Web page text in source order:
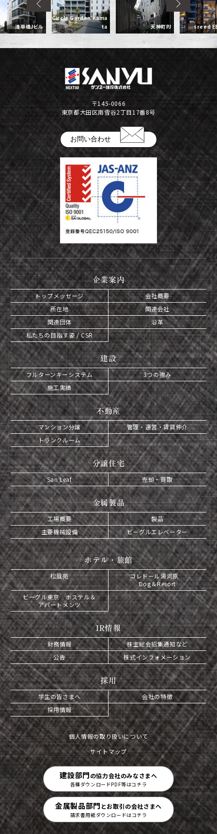
浅草橋Jビル
Circle Garden Kama
ta
天神町PJ sreed
〒145-0066
東京都大田区南雪谷2丁目17番8号
お問い合わせ
企業案内
トップメッセージ
会社概要
所在地
関連会社
関連団体
沿革
私たちの目指す姿 / CSR
建設
フルターンキーシステム
3つの強み
施工実績
不動産
マンション分譲
管理・運営・賃貸仲介
トランクルーム
分譲住宅
San Leaf 売却・買取
金属製品
工場概要
製品
主要機械設備
ビーグルエレベーター
ホテル・旅館
松風苑
コレドール湯河原
Dog＆Resort
ビーグル東京 ホステル＆
アパートメンツ
IR情報
財務情報
株主総会招集通知など
公告
株式インフォメーション
採用
学生の皆さまへ
会社の特徴
採用情報
個人情報の取り扱いについて
サイトマップ
建設部門の協力会社のみなさまへ
各種ダウンロードPDF等はコチラ
金属製品部門 とお取引の会社さまへ
請求書用紙ダウンロードはコチラ